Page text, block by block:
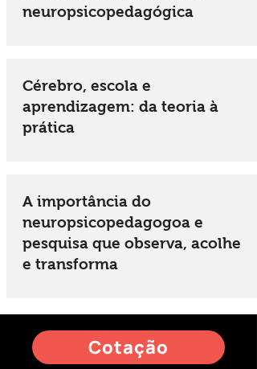
neuropsicopedagógica
Cérebro, escola e
aprendizagem: da teoria à
prática
A importância do
neuropsicopedagogoa e
pesquisa que observa, acolhe
e transforma
Cotação